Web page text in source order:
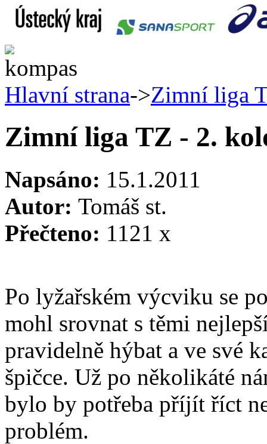
Hlavní strana->Zimní liga
Zimní liga TZ - 2.
Napsáno: 15.1.2011
Autor: Tomáš st.
Přečteno: 1121 x
Po lyžařském výcviku se
mohl srovnat s těmi
pravidelně hýbat a ve své
špičce. Už po několikáté
bylo by potřeba příjít říct
problém.